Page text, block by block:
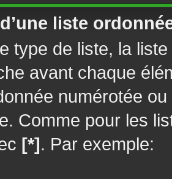
liste
type de liste, la
avant chaque
numérotée ou
Comme pour les
[*]. Par exemple: